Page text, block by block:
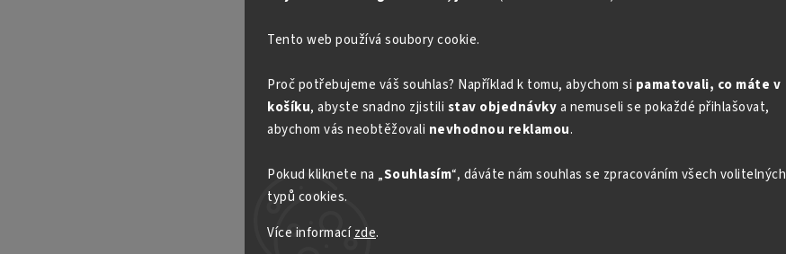
Tento web používá soubory cookie.
Proč potřebujeme váš souhlas? Například k tomu, abychom si pamatovali, co máte v
košíku, abyste snadno zjistili stav objednávkya nemuseli se pokaždé přihlašovat,
abychom vás neobtěžovali nevhodnou reklamou.
Pokud kliknete na „Souhlasím“, dáváte nám souhlas se zpracováním všech volitelných
typů cookies.
Více informacízde.